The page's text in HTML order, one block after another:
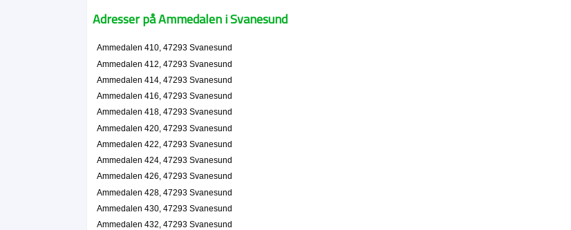
Fredrik Sture Kronlid
Gunilla Benzlers La Belle
Gunilla Margareta Benzler Johansson
031-7076282
Ammedalen 437, 47293 Svanesund
Ammedalen 450, 47293 Svanesund
Adresser på Ammedalen i Svanesund
Ammedalen 410, 47293 Svanesund
Ammedalen 412, 47293 Svanesund
Ammedalen 414, 47293 Svanesund
Ammedalen 416, 47293 Svanesund
Ammedalen 418, 47293 Svanesund
Ammedalen 420, 47293 Svanesund
Ammedalen 422, 47293 Svanesund
Ammedalen 424, 47293 Svanesund
Ammedalen 426, 47293 Svanesund
Ammedalen 428, 47293 Svanesund
Ammedalen 430, 47293 Svanesund
Ammedalen 432, 47293 Svanesund